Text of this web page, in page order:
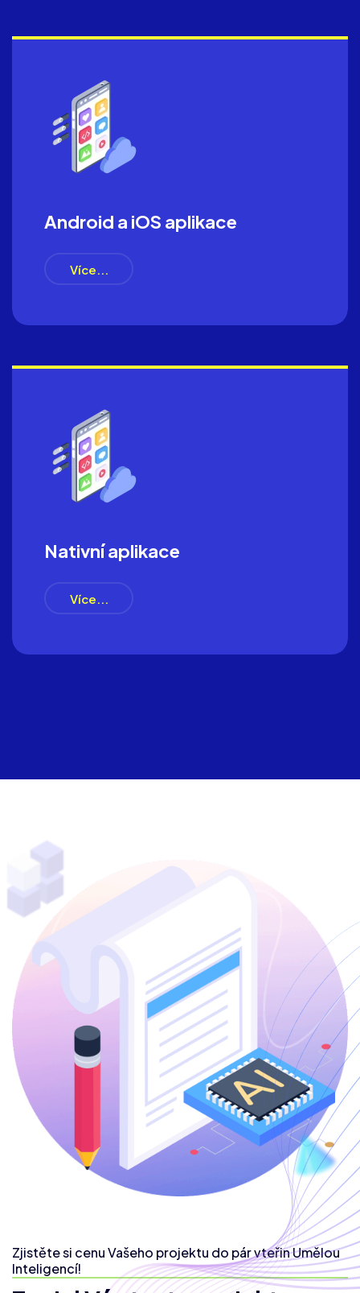
Android a iOS aplikace
Více...
Nativní aplikace
Více...
Zjistěte si cenu Vašeho projektu do pár vteřin Umělou
Inteligencí!